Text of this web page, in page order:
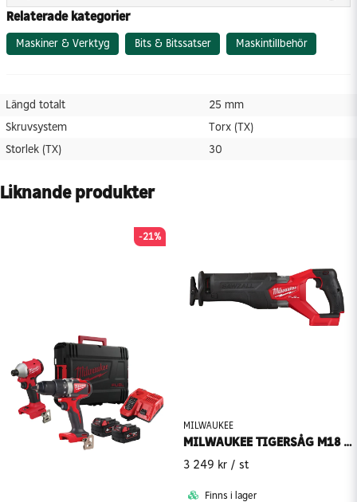
Längd totalt
Skruvsystem
Torx (TX)
Relaterade kategorier
Maskiner & Verktyg Bits & Bitssatser Maskintillbehör
Längd totalt
25 mm
Skruvsystem
Torx (TX)
Storlek (TX)
30
Liknande produkter
-21%
MILWAUKEE
MILWAUKEE TIGERSÅG M18 FSZ-0 (Utan batteri)
3 249 kr / st
Finns i lager